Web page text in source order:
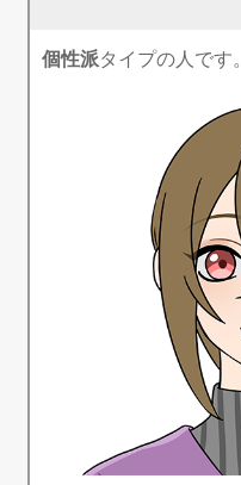
個性派タイプの人です。